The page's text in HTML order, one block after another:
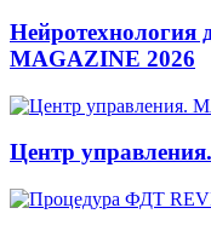
Нейротехнология
MAGAZINE 2026
Центр